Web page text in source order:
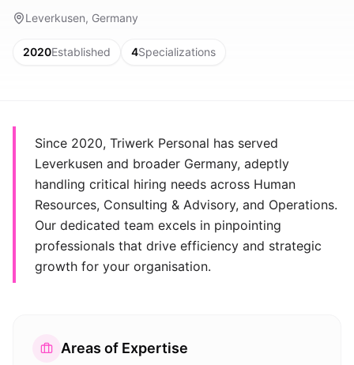
Leverkusen, Germany
2020Established 4Specializations
Since 2020, Triwerk Personal has served
Leverkusen and broader Germany, adeptly
handling critical hiring needs across Human
Resources, Consulting & Advisory, and Operations.
Our dedicated team excels in pinpointing
professionals that drive efficiency and strategic
growth for your organisation.
Areas of Expertise